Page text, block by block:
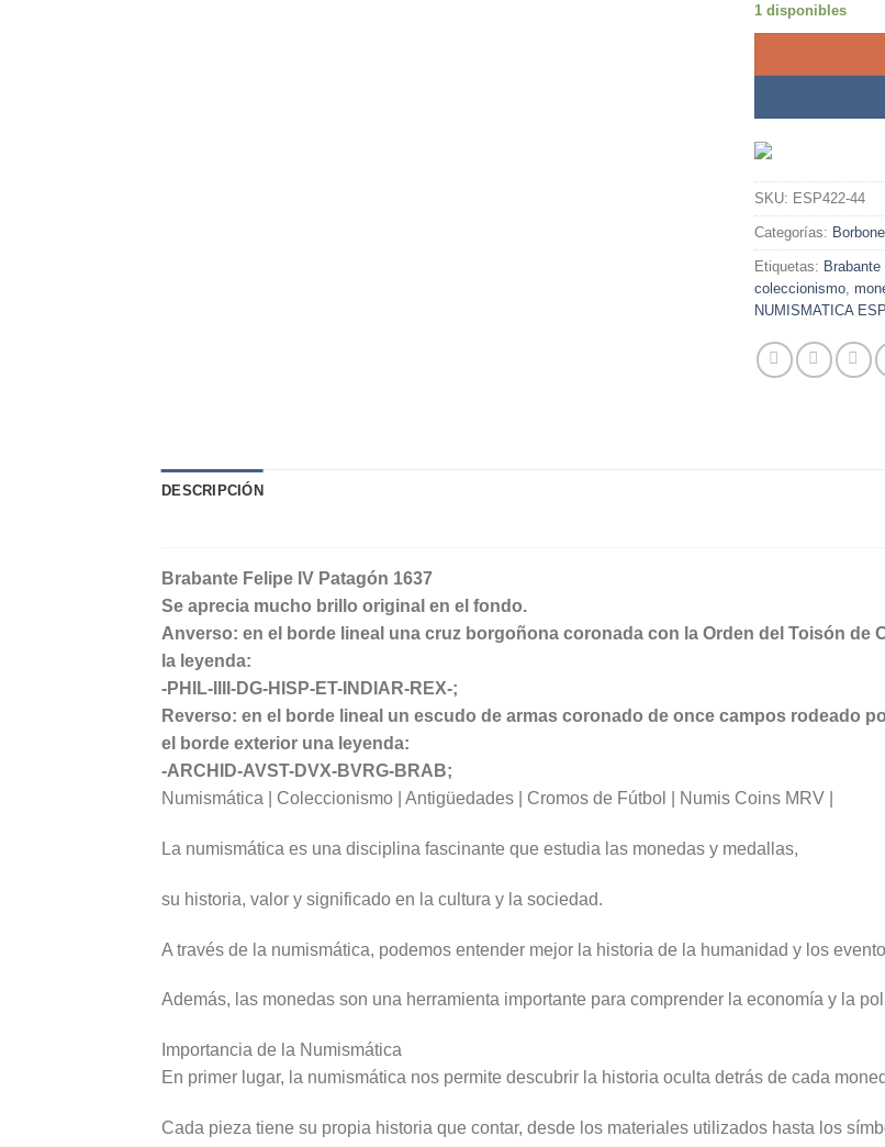
1 disponibles
SKU: ESP422-44
Categorías:
Etiquetas:
coleccionismo,
NUMISMATICA
DESCRIPCIÓN
Brabante Felipe IV Patagón 1637
Se aprecia mucho brillo original en el fondo.
Anverso: en el borde lineal una cruz borgoñona coronada con la Orden del Toisón de
la leyenda:
-PHIL-IIII-DG-HISP-ET-INDIAR-REX-;
Reverso: en el borde lineal un escudo de armas coronado de once campos rodeado
el borde exterior una leyenda:
-ARCHID-AVST-DVX-BVRG-BRAB;
Numismática | Coleccionismo | Antigüedades | Cromos de Fútbol | Numis Coins MRV |
La numismática es una disciplina fascinante que estudia las monedas y medallas,
su historia, valor y significado en la cultura y la sociedad.
A través de la numismática, podemos entender mejor la historia de la humanidad y los
Además, las monedas son una herramienta importante para comprender la economía y la
Importancia de la Numismática
En primer lugar, la numismática nos permite descubrir la historia oculta detrás de cada
Cada pieza tiene su propia historia que contar, desde los materiales utilizados hasta los